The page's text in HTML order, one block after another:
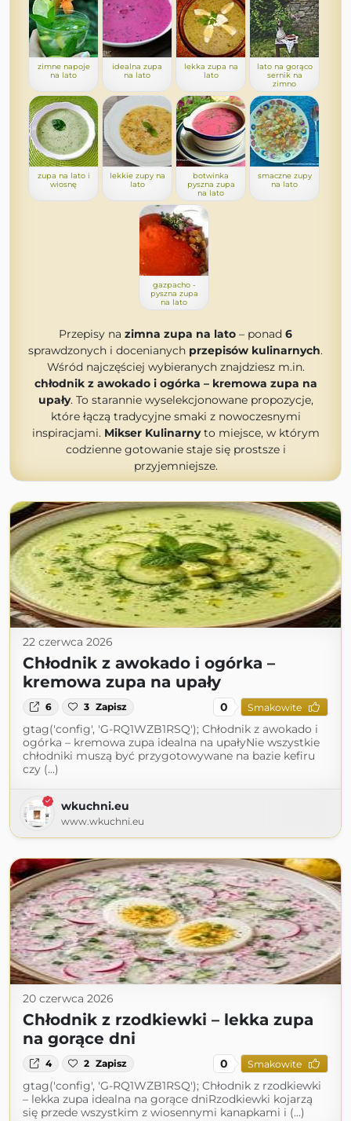
zimne napoje
na lato
idealna zupa
na lato
lekka zupa na
lato
lato na gorąco
sernik na
zimno
zupa na lato i
wiosnę
lekkie zupy na
lato
botwinka
pyszna zupa
na lato
smaczne zupy
na lato
gazpacho -
pyszna zupa
na lato
Przepisy na zimna zupa na lato – ponad 6
sprawdzonych i docenianych przepisów kulinarnych.
Wśród najczęściej wybieranych znajdziesz m.in.
chłodnik z awokado i ogórka – kremowa zupa na
upały. To starannie wyselekcjonowane propozycje,
które łączą tradycyjne smaki z nowoczesnymi
inspiracjami. Mikser Kulinarnyto miejsce, w którym
codzienne gotowanie staje się prostsze i
przyjemniejsze.
22 czerwca 2026
Chłodnik z awokado i ogórka –
kremowa zupa na upały
6 3 Zapisz 0 Smakowite
gtag('config', 'G-RQ1WZB1RSQ'); Chłodnik z awokado i
ogórka – kremowa zupa idealna na upałyNie wszystkie
chłodniki muszą być przygotowywane na bazie kefiru
czy (...)
wkuchni.eu
www.wkuchni.eu
20 czerwca 2026
Chłodnik z rzodkiewki – lekka zupa
na gorące dni
4 2 Zapisz 0 Smakowite
gtag('config', 'G-RQ1WZB1RSQ'); Chłodnik z rzodkiewki
– lekka zupa idealna na gorące dniRzodkiewki kojarzą
się przede wszystkim z wiosennymi kanapkami i (...)